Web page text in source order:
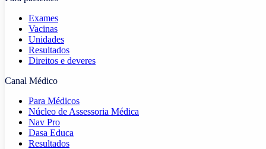
Exames
Vacinas
Unidades
Resultados
Direitos e deveres
Canal Médico
Para Médicos
Núcleo de Assessoria Médica
Nav Pro
Dasa Educa
Resultados